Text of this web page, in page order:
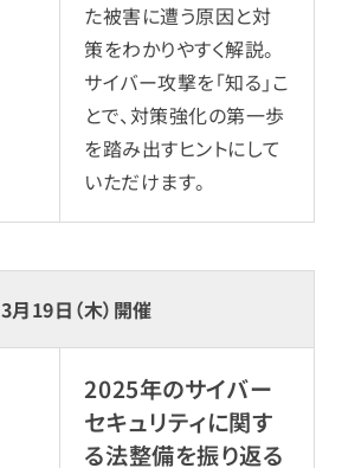
た被害に遭う原因と対
策をわかりやすく解説。
サイバー攻撃を「知る」こ
とで、対策強化の第一歩
を踏み出すヒントにして
いただけます。
3月19日（木）開催
2025年のサイバー
セキュリティに関す
る法整備を振り返る